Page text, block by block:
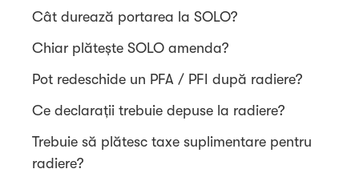
Cât durează portarea la SOLO?
Chiar plătește SOLO amenda?
Pot redeschide un PFA / PFI după radiere?
Ce declarații trebuie depuse la radiere?
Trebuie să plătesc taxe suplimentare pentru
radiere?